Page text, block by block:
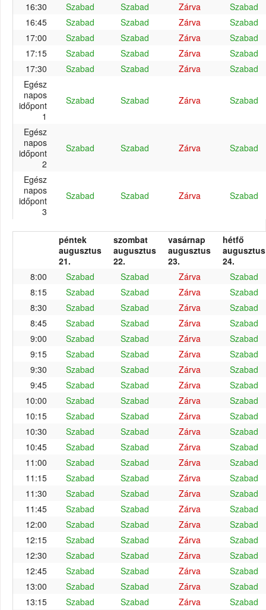
16:30 Szabad Szabad Zárva
Szabad
16:45
Szabad Szabad Zárva
Szabad
17:00
Szabad Szabad Zárva
Szabad
17:15
Szabad Szabad Zárva
Szabad
17:30
Szabad Szabad Zárva
Szabad
Egész
napos
időpont
1
Szabad Szabad Zárva Szabad
Egész
napos
időpont
2
Szabad Szabad Zárva Szabad
Egész
napos
időpont
3
Szabad Szabad Zárva Szabad
péntek
augusztus
21.
szombat
augusztus
22.
vasárnap
augusztus
23.
hétfő
augusztus
24.
8:00
Szabad Szabad Zárva
Szabad
8:15
Szabad Szabad Zárva
Szabad
8:30
Szabad Szabad Zárva
Szabad
8:45
Szabad Szabad Zárva
Szabad
9:00
Szabad Szabad Zárva
Szabad
9:15
Szabad Szabad Zárva
Szabad
9:30
Szabad Szabad Zárva
Szabad
9:45
Szabad Szabad Zárva
Szabad
10:00
Szabad Szabad Zárva
Szabad
10:15
Szabad Szabad Zárva
Szabad
10:30
Szabad Szabad Zárva
Szabad
10:45
Szabad Szabad Zárva
Szabad
11:00
Szabad Szabad Zárva
Szabad
11:15
Szabad Szabad Zárva
Szabad
11:30
Szabad Szabad Zárva
Szabad
11:45
Szabad Szabad Zárva
Szabad
12:00
Szabad Szabad Zárva
Szabad
12:15
Szabad Szabad Zárva
Szabad
12:30
Szabad Szabad Zárva
Szabad
12:45
Szabad Szabad Zárva
Szabad
13:00
Szabad Szabad Zárva
Szabad
13:15
Szabad Szabad Zárva
Szabad